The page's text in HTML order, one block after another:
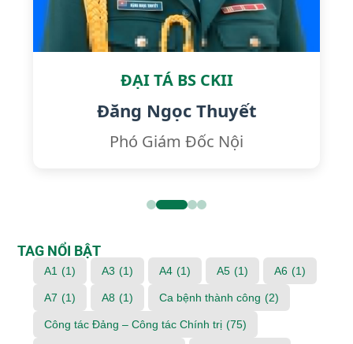
ĐẠI TÁ BS CKII
Đăng Ngọc Thuyết
Phó Giám Đốc Nội
TAG NỔI BẬT
A1 (1) A3 (1) A4 (1) A5 (1) A6 (1)
A7 (1) A8 (1) Ca bệnh thành công (2)
Công tác Đảng – Công tác Chính trị (75)